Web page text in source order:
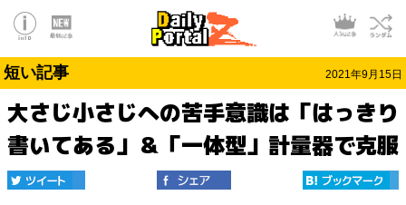
短い記事 2021年9月15日
大さじ小さじへの苦手意識は「はっきり
書いてある」＆「一体型」計量器で克服